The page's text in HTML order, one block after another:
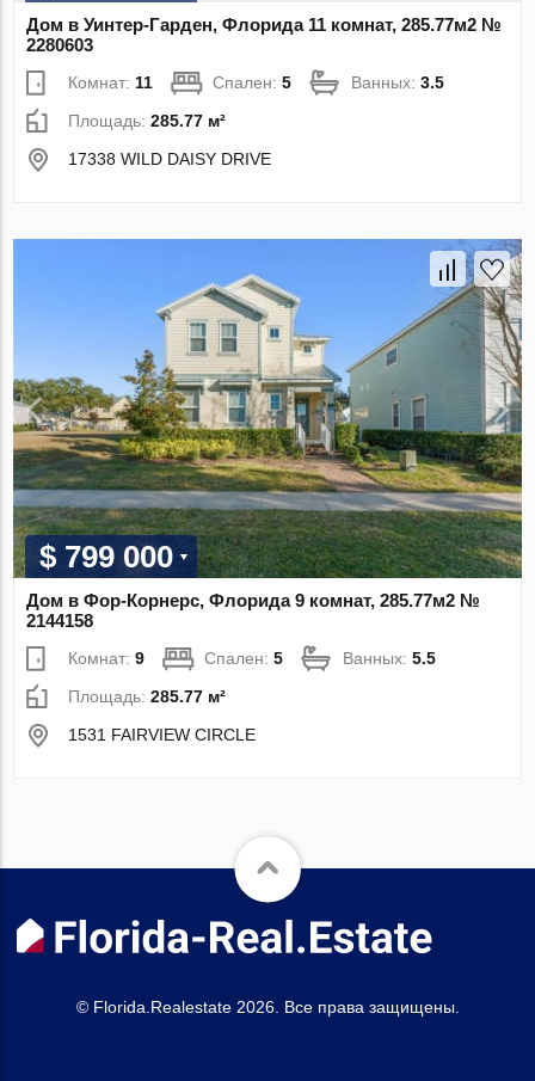
Дом в Уинтер-Гарден, Флорида 11 комнат, 285.77м2 №
2280603
Комнат: 11 Спален:5 Ванных:3.5
Площадь:285.77 м²
17338 WILD DAISY DRIVE
$ 799 000
Дом в Фор-Корнерс, Флорида 9 комнат, 285.77м2 №
2144158
Комнат:9 Спален:5 Ванных:5.5
Площадь:285.77 м²
1531 FAIRVIEW CIRCLE
© Florida.Realestate 2026. Все права защищены.